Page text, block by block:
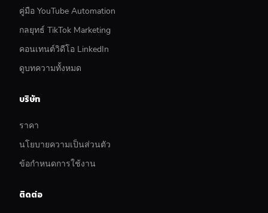
คู่มือ YouTube Automation
กลยุทธ์ TikTok Marketing
คอนเทนต์วิดีโอ LinkedIn
ดูบทความทั้งหมด
บริษัท
ราคา
นโยบายความเป็นส่วนตัว
ข้อกำหนดการใช้งาน
ติดต่อ